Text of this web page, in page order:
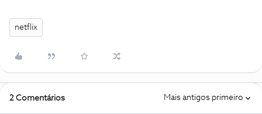
netflix
2 Comentários Mais antigos primeiro